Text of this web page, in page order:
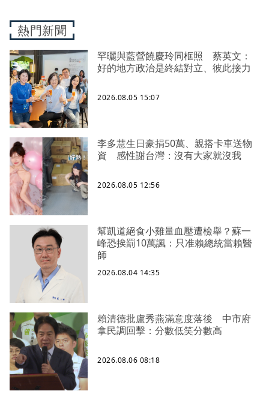
熱門新聞
罕曬與藍營饒慶玲同框照 蔡英文：
好的地方政治是終結對立、彼此接力
2026.08.05 15:07
李多慧生日豪捐50萬、親搭卡車送物
資 感性謝台灣：沒有大家就沒我
2026.08.05 12:56
幫凱道絕食小雞量血壓遭檢舉？蘇一
峰恐挨罰10萬諷：只准賴總統當賴醫
師
2026.08.04 14:35
賴清德批盧秀燕滿意度落後 中市府
拿民調回擊：分數低笑分數高
2026.08.06 08:18